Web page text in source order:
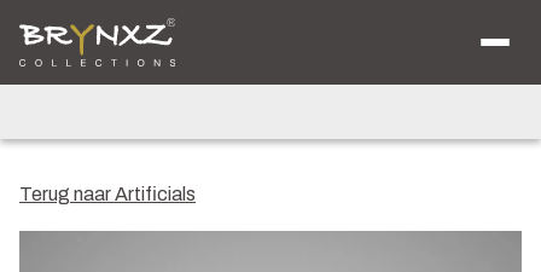
Over ons
Catalogus
Collecties
Ancient Clay
Verkooplocaties
Terug naar Artificials